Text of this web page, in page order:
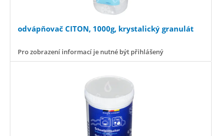
odvápňovač CITON, 1000g, krystalický granulát
Pro zobrazení informací je nutné být přihlášený